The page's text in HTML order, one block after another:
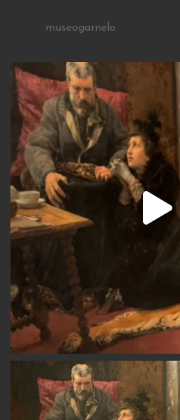
museogarnelo